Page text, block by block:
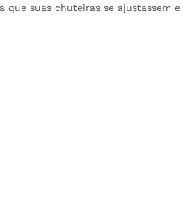
que suas chuteiras se ajustassem